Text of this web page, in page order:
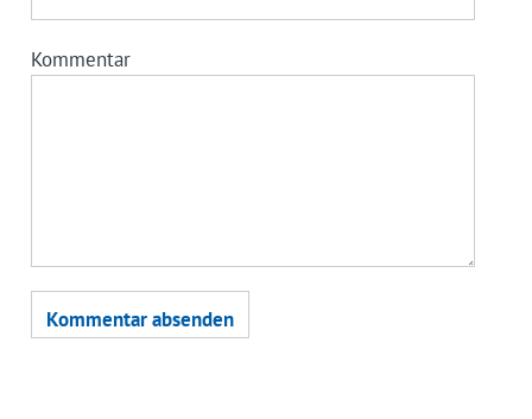
Kommentar